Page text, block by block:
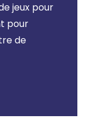
jeux pour
pour
de